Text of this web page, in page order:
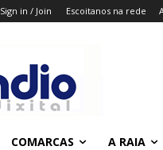
Sign in / Join Escoitanos na rede
COMARCAS A RAIA